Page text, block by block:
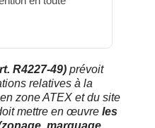
R4227-49) prévoit
relatives à la
zone ATEX et du site
mettre en œuvreles
marquage,